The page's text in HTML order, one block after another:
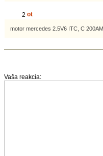
viacerými inžiniermi,
2 ot
motor mercedes 2.5V6 ITC, C
Vaša reakcia: